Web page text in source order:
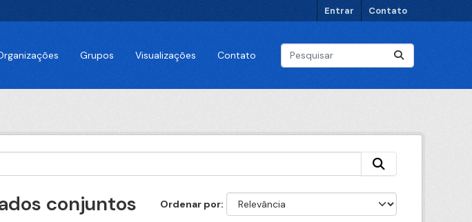
Entrar Contato
Grupos Visualizações Contato
Ordenar por
conjuntos